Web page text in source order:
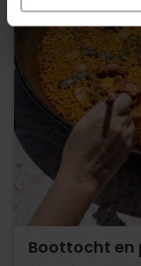
Boottocht en